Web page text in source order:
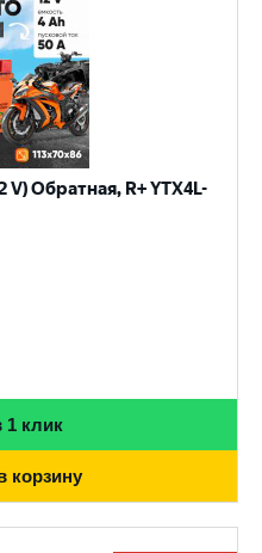
V) Обратная, R+ YTX4L-
1 клик
корзину